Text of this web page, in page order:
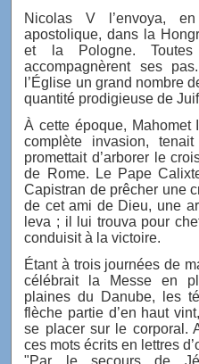
Nicolas V l’envoya,
apostolique, dans la
et la Pologne. Toutes
accompagnèrent ses
l’Église un grand nombre
quantité prodigieuse de
À cette époque, Mahomet
complète invasion,
promettait d’arborer le
de Rome. Le Pape
Capistran de prêcher une
de cet ami de Dieu, une
leva ; il lui trouva pour
conduisit à la victoire.
Étant à trois journées de
célébrait la Messe en
plaines du Danube, les
flèche partie d’en haut
se placer sur le corporal.
ces mots écrits en lettres
"Par le secours de